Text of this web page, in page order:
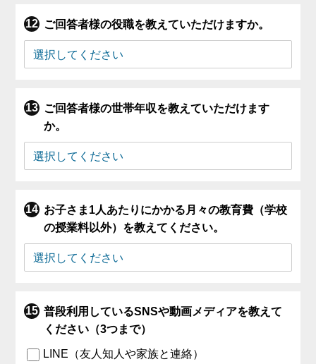
ご回答者様の役職を教えていただけますか。
ご回答者様の世帯年収を教えていただけます
か。
お子さま1人あたりにかかる月々の教育費（学校
の授業料以外）を教えてください。
普段利用しているSNSや動画メディアを教えて
ください（3つまで）
LINE（友人知人や家族と連絡）